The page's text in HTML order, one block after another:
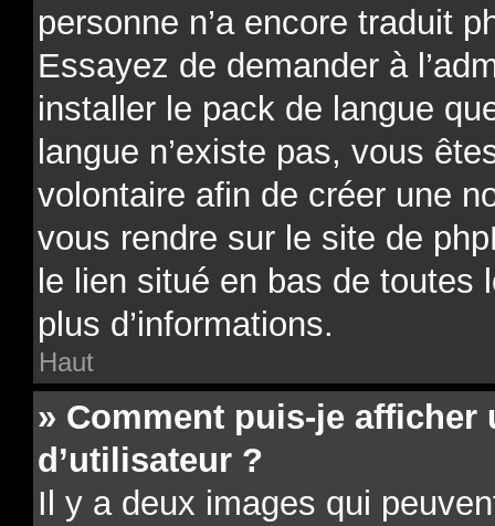
personne n’a encore traduit
Essayez de demander à
installer le pack de langue
langue n’existe pas, vous
volontaire afin de créer une
vous rendre sur le site de
le lien situé en bas de toutes
plus d’informations.
Haut
» Comment puis-je
d’utilisateur ?
Il y a deux images qui